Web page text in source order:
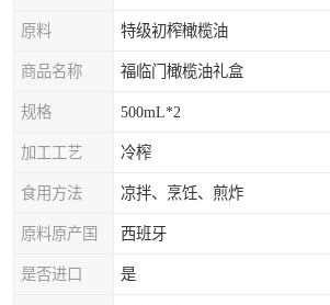
原料 特级初榨橄榄油
商品名称 福临门橄榄油礼盒
规格 500mL*2
加工工艺 冷榨
食用方法 凉拌、烹饪、煎炸
原料原产国 西班牙
是否进口 是